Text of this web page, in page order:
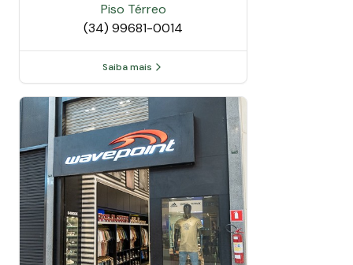
Piso Térreo
(34) 99681-0014
Saiba mais